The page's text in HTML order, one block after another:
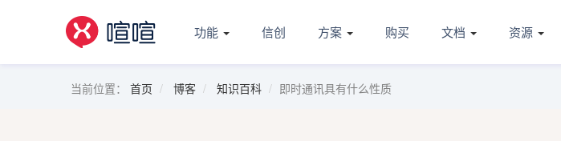
功能 信创 方案 购买 文档 资源
当前位置： 首页 博客 知识百科 即时通讯具有什么性质